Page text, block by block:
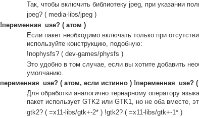
Так, чтобы включить библиотеку jpeg, при указании
jpeg? ( media-libs/jpeg )
!переменная_use? ( атом )
Если пакет необходимо включать только при
используйте конструкцию, подобную:
!nophysfs? ( dev-games/physfs )
Это удобно в том случае, если вы хотите добавить
умолчанию.
переменная_use? ( атом, если истинно ) !переменная_use?
Для обработки аналогично тернарному оператору
пакет использует GTK2 или GTK1, но не оба вместе,
gtk2? ( =x11-libs/gtk+-2* ) !gtk2? ( =x11-libs/gtk+-1* )